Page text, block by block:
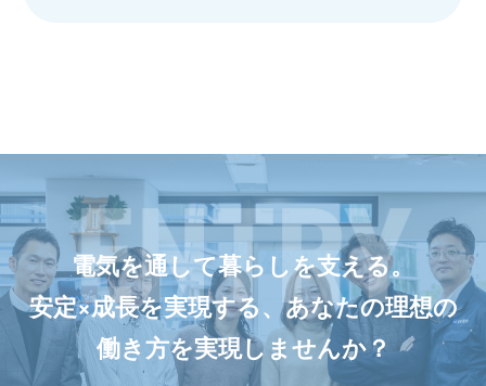
電気を通して暮らしを支える。
安定×成長を実現する、あなたの理想の
働き方を実現しませんか？